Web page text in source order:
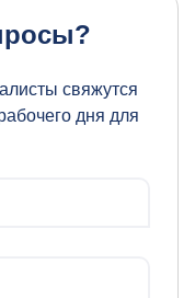
свяжутся
дня для